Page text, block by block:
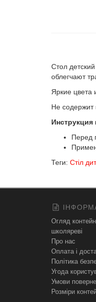
Стол
облегчают
Яркие цвета
Не содержит
Инструкция
Перед
Теги: Стіл
Огляд
школяреві
Про нас
Оплата і
Політика
Угода
Умови
Розміри